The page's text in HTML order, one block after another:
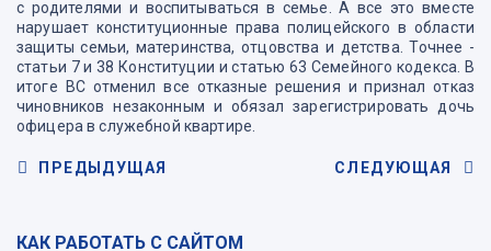
с родителями и воспитываться в семье. А все это вместе
нарушает конституционные права полицейского в области
защиты семьи, материнства, отцовства и детства. Точнее -
статьи 7 и 38 Конституции и статью 63 Семейного кодекса. В
итоге ВС отменил все отказные решения и признал отказ
чиновников незаконным и обязал зарегистрировать дочь
офицера в служебной квартире.
ПРЕДЫДУЩАЯ СЛЕДУЮЩАЯ
КАК РАБОТАТЬ С САЙТОМ